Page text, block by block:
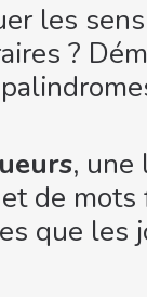
les
?
, une
de
que les